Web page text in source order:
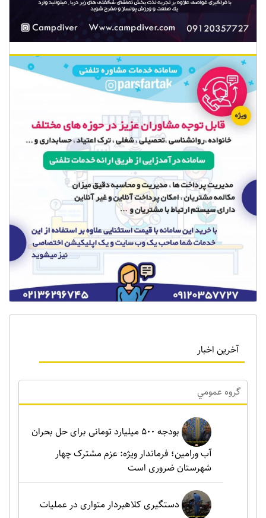
آخرین اخبار
گروه عمومي
بودجه ۵۰۰ میلیارد تومانی برای حل بحران
آب ورامین؛ فرماندار ویژه: عزم مشترک چهار
شهرستان ضروری است
دستگیری کلاهبردار متواری در عملیات